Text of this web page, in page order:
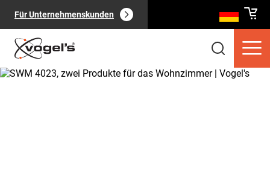
Für Unternehmenskunden